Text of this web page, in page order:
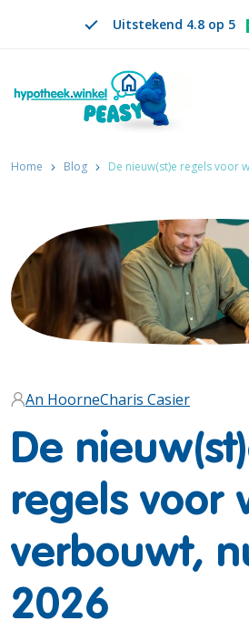
Uitstekend 4.8 op 5
Zoeken
VERANDER TAAL.
NL
Home Blog De nieuw(st)e regels voor
An HoorneCharis Casier
De
regels voor
verbouwt,
2026